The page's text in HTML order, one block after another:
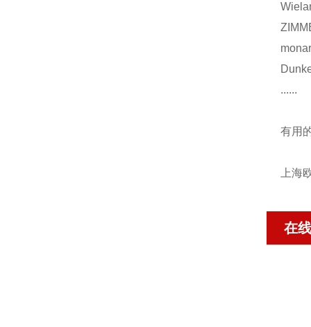
......
有用
上海
在